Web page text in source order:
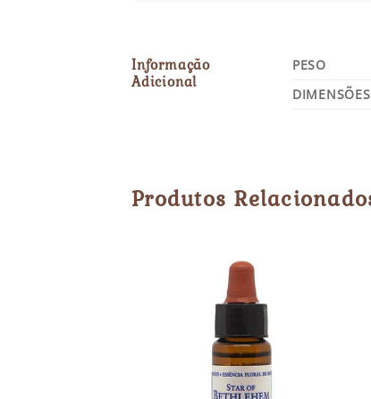
Informação
Adicional
PESO
DIMENSÕES
Produtos